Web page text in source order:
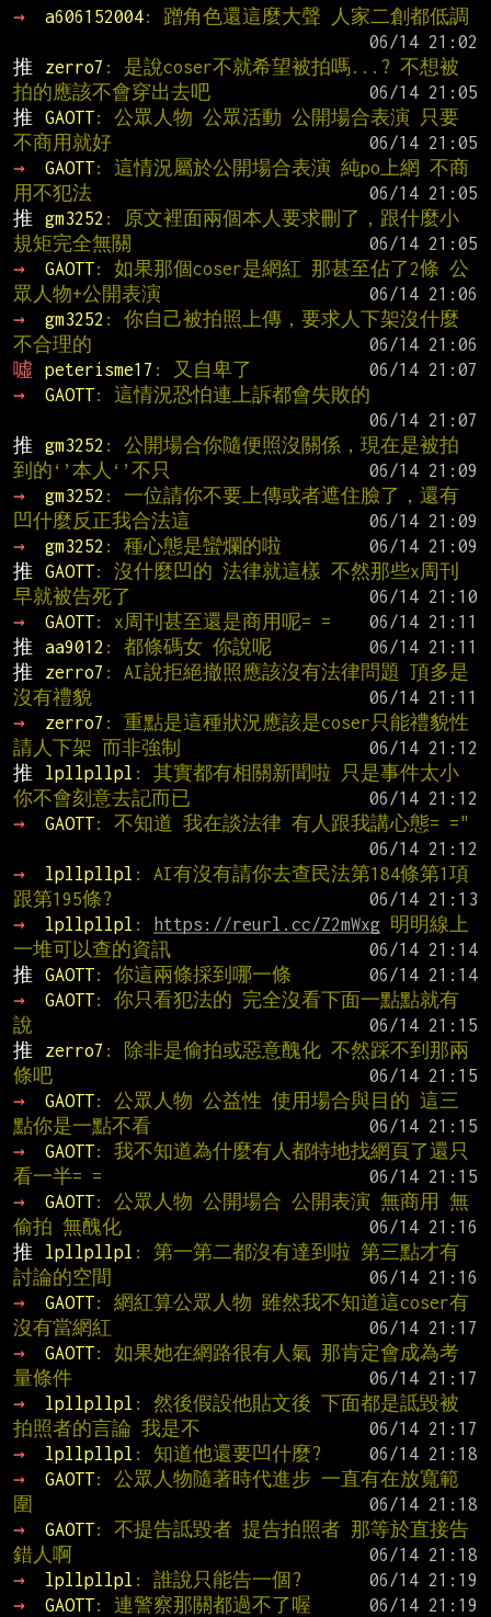
→
a606152004: 蹭角色還這麼大聲 人家二創都低調
推
zerro7 : 是說coser不就希望被拍嗎...? 不想被
拍的應該不會穿出去吧
推
GAOTT: 公眾人物 公眾活動 公開場合表演 只要
不商用就好
→
GAOTT: 這情況屬於公開場合表演 純po上網 不商
用不犯法
推
gm3252 : 原文裡面兩個本人要求刪了，跟什麼小
規矩完全無關
→
GAOTT: 如果那個coser是網紅 那甚至佔了2條 公
眾人物+公開表演
→
gm3252 : 你自己被拍照上傳，要求人下架沒什麼
不合理的
噓
peterisme17 : 又自卑了
→
GAOTT: 這情況恐怕連上訴都會失敗的
推
gm3252 : 公開場合你隨便照沒關係，現在是被拍
到的‘’本人‘’不只
→
gm3252 : 一位請你不要上傳或者遮住臉了，還有
凹什麼反正我合法這
→
gm3252 : 種心態是蠻爛的啦
推
GAOTT: 沒什麼凹的 法律就這樣 不然那些x周刊
早就被告死了
→
GAOTT: x周刊甚至還是商用呢= =
推
aa9012 : 都條碼女 你說呢
推
zerro7 : AI說拒絕撤照應該沒有法律問題 頂多是
沒有禮貌
→
zerro7 : 重點是這種狀況應該是coser只能禮貌性
請人下架 而非強制
推
lpllpllpl : 其實都有相關新聞啦 只是事件太小
你不會刻意去記而已
→
GAOTT: 不知道 我在談法律 有人跟我講心態= ="
→
lpllpllpl : AI有沒有請你去查民法第184條第1項
跟第195條?
→
lpllpllpl : https://reurl.cc/Z2mWxg 明明線上
一堆可以查的資訊
推
GAOTT: 你這兩條採到哪一條
→
GAOTT: 你只看犯法的 完全沒看下面一點點就有
說
推
zerro7 : 除非是偷拍或惡意醜化 不然踩不到那兩
條吧
→
GAOTT: 公眾人物 公益性 使用場合與目的 這三
點你是一點不看
→
GAOTT: 我不知道為什麼有人都特地找網頁了還只
看一半= =
→
GAOTT: 公眾人物 公開場合 公開表演 無商用 無
偷拍 無醜化
推
lpllpllpl : 第一第二都沒有達到啦 第三點才有
討論的空間
→
GAOTT: 網紅算公眾人物 雖然我不知道這coser有
沒有當網紅
→
GAOTT: 如果她在網路很有人氣 那肯定會成為考
量條件
→
lpllpllpl : 然後假設他貼文後 下面都是詆毀被
拍照者的言論 我是不
→
lpllpllpl : 知道他還要凹什麼?
→
GAOTT: 公眾人物隨著時代進步 一直有在放寬範
圍
→
GAOTT: 不提告詆毀者 提告拍照者 那等於直接告
錯人啊
→
lpllpllpl : 誰說只能告一個?
→
GAOTT: 連警察那關都過不了喔